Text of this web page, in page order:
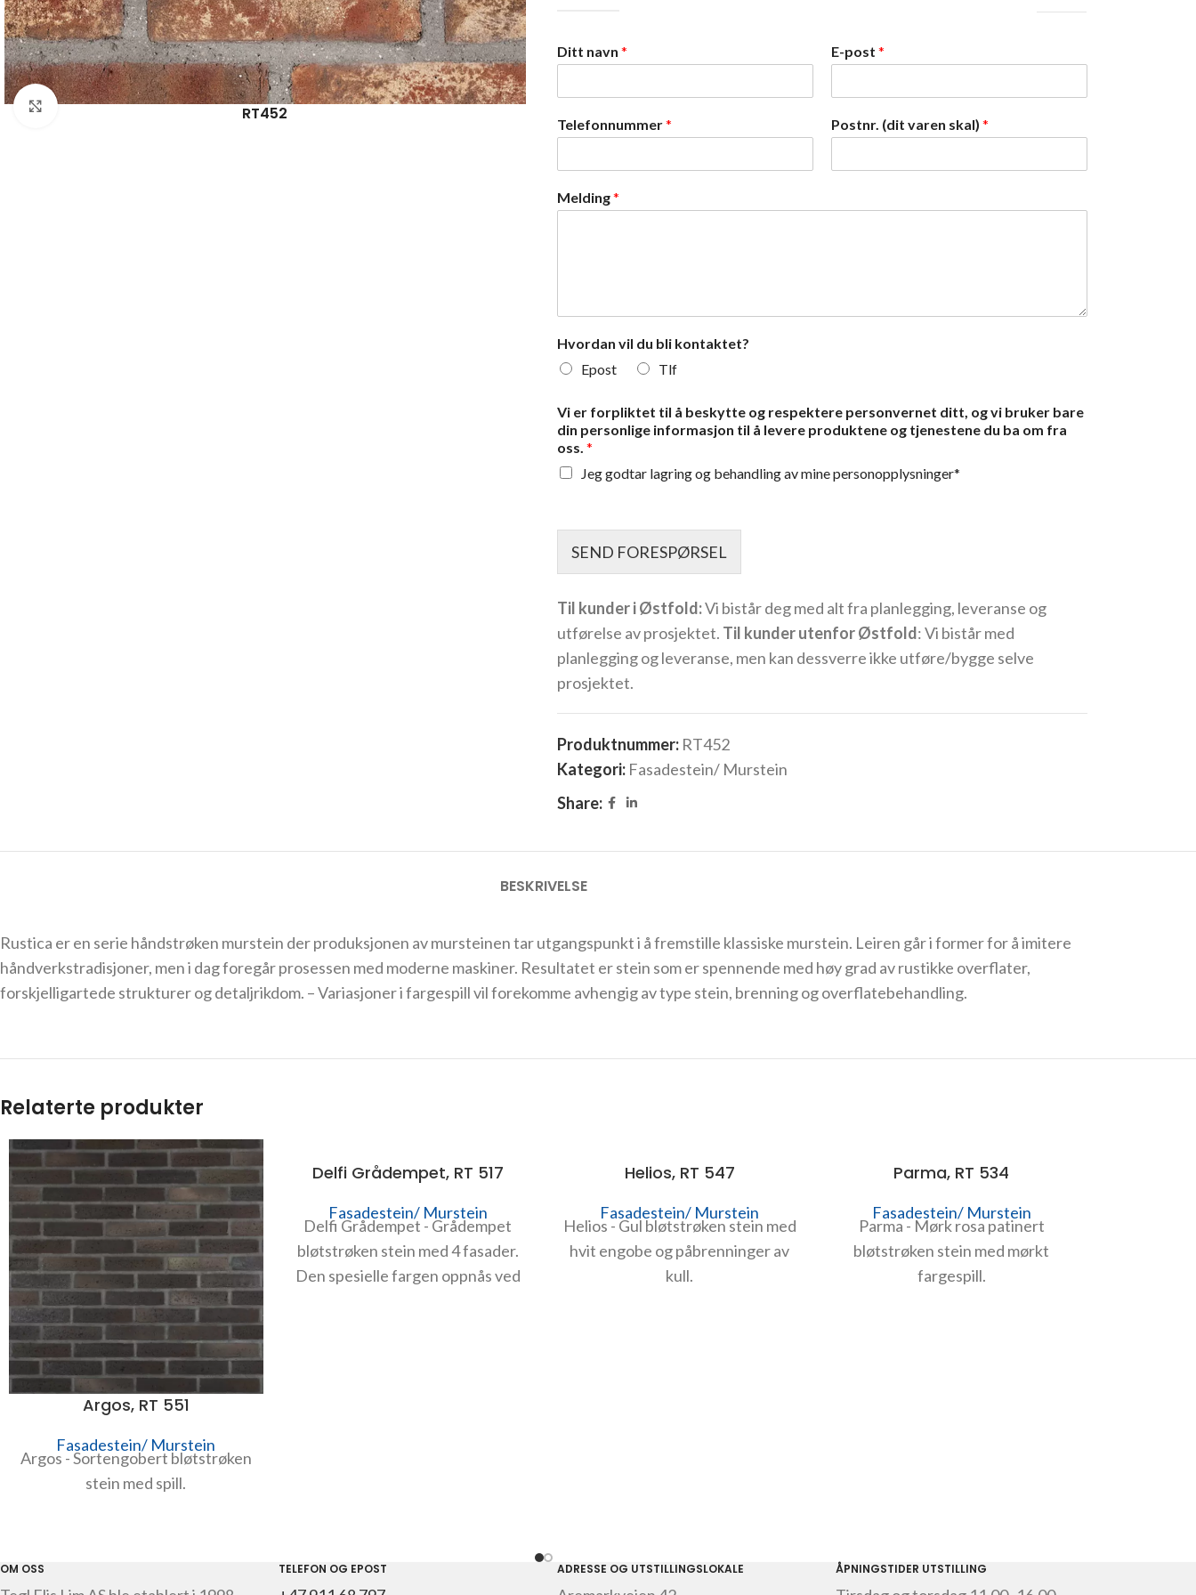
RT452
Forstørr bilde
Ditt navn * E-post *
Telefonnummer* Postnr. (dit varen skal) *
Melding*
Hvordan vil du bli kontaktet?
Epost
Tlf
Vi er forpliktet til å beskytte og respektere personvernet ditt, og vi bruker bare
din personlige informasjon til å levere produktene og tjenestene du ba om fra
oss. *
Jeg godtar lagring og behandling av mine personopplysninger*
SEND FORESPØRSEL
Til kunder i Østfold:Vi bistår deg med alt fra planlegging, leveranse og
utførelse av prosjektet. Til kunder utenfor Østfold: Vi bistår med
planlegging og leveranse, men kan dessverre ikke utføre/bygge selve
prosjektet.
Produktnummer: RT452
Kategori: Fasadestein/ Murstein
Share:
BESKRIVELSE
Rustica er en serie håndstrøken murstein der produksjonen av mursteinen tar utgangspunkt i å fremstille klassiske murstein. Leiren går i former for å imitere
håndverkstradisjoner, men i dag foregår prosessen med moderne maskiner. Resultatet er stein som er spennende med høy grad av rustikke overflater,
forskjelligartede strukturer og detaljrikdom. – Variasjoner i fargespill vil forekomme avhengig av type stein, brenning og overflatebehandling.
Relaterte produkter
Argos, RT 551
Fasadestein/ Murstein
Argos - Sortengobert bløtstrøken
stein med spill.
Delfi Grådempet, RT 517
Fasadestein/ Murstein
Delfi Grådempet - Grådempet
bløtstrøken stein med 4 fasader.
Den spesielle fargen oppnås ved
Helios, RT 547
Fasadestein/ Murstein
Helios - Gul bløtstrøken stein med
hvit engobe og påbrenninger av
kull.
Parma, RT 534
Fasadestein/ Murstein
Parma - Mørk rosa patinert
bløtstrøken stein med mørkt
fargespill.
OM OSS TELEFON OG EPOST ADRESSE OG UTSTILLINGSLOKALE ÅPNINGSTIDER UTSTILLING